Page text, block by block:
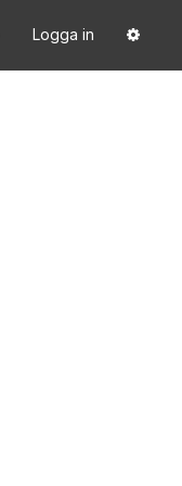
Logga in